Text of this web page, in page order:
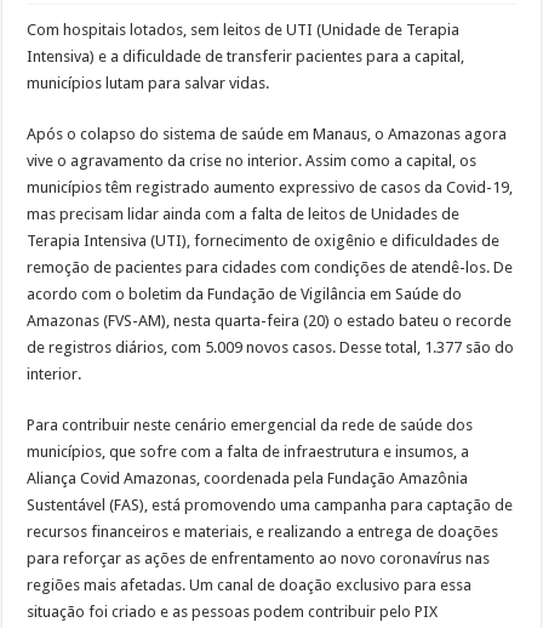
Com hospitais lotados, sem leitos de UTI (Unidade de Terapia
Intensiva) e a dificuldade de transferir pacientes para a capital,
municípios lutam para salvar vidas.
Após o colapso do sistema de saúde em Manaus, o Amazonas agora
vive o agravamento da crise no interior. Assim como a capital, os
municípios têm registrado aumento expressivo de casos da Covid-19,
mas precisam lidar ainda com a falta de leitos de Unidades de
Terapia Intensiva (UTI), fornecimento de oxigênio e dificuldades de
remoção de pacientes para cidades com condições de atendê-los. De
acordo com o boletim da Fundação de Vigilância em Saúde do
Amazonas (FVS-AM), nesta quarta-feira (20) o estado bateu o recorde
de registros diários, com 5.009 novos casos. Desse total, 1.377 são do
interior.
Para contribuir neste cenário emergencial da rede de saúde dos
municípios, que sofre com a falta de infraestrutura e insumos, a
Aliança Covid Amazonas, coordenada pela Fundação Amazônia
Sustentável (FAS), está promovendo uma campanha para captação de
recursos financeiros e materiais, e realizando a entrega de doações
para reforçar as ações de enfrentamento ao novo coronavírus nas
regiões mais afetadas. Um canal de doação exclusivo para essa
situação foi criado e as pessoas podem contribuir pelo PIX